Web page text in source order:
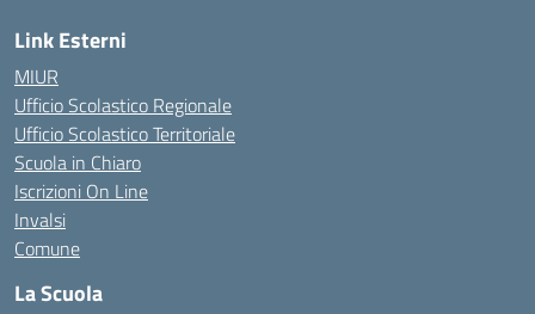
Link Esterni
MIUR
Ufficio Scolastico Regionale
Ufficio Scolastico Territoriale
Scuola in Chiaro
Iscrizioni On Line
Invalsi
Comune
La Scuola